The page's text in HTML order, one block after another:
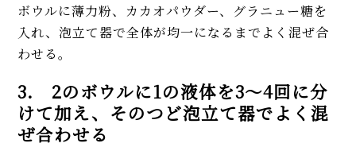
ボウルに薄力粉、カカオパウダー、グラニュー糖を
入れ、泡立て器で全体が均一になるまでよく混ぜ合
わせる。
3. 2のボウルに1の液体を3～4回に分
けて加え、そのつど泡立て器でよく混
ぜ合わせる